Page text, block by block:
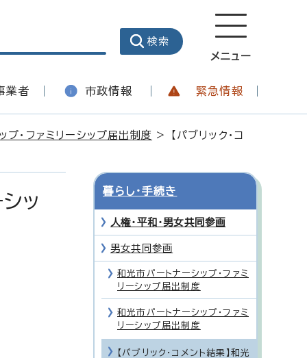
メニュー
業者 市政情報 緊急情報
プ・ファミリーシップ届出制度
> 【パブリック・コ
ッ
暮らし・手続き
人権・平和・男女共同参画
男女共同参画
和光市パートナーシップ・ファミ
リーシップ届出制度
和光市パートナーシップ・ファミ
リーシップ届出制度
【パブリック・コメント結果】和光